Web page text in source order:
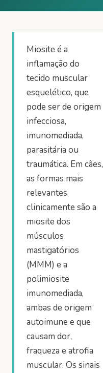
Miosite é a
inflamação do
tecido muscular
esquelético, que
pode ser de origem
infecciosa,
imunomediada,
parasitária ou
traumática. Em cães,
as formas mais
relevantes
clinicamente são a
miosite dos
músculos
mastigatórios
(MMM) e a
polimiosite
imunomediada,
ambas de origem
autoimune e que
causam dor,
fraqueza e atrofia
muscular. Os sinais